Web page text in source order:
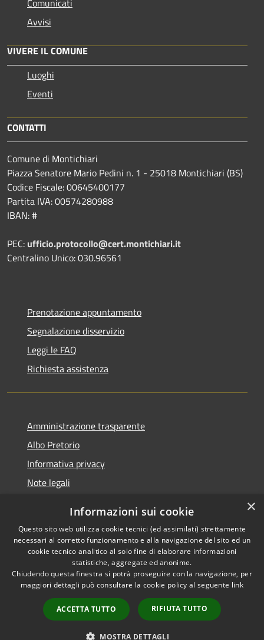
Comunicati
Avvisi
VIVERE IL COMUNE
Luoghi
Eventi
CONTATTI
Comune di Montichiari
Piazza Senatore Mario Pedini n. 1 - 25018 Montichiari (BS)
Codice Fiscale: 00645400177
Partita IVA: 00574280988
IBAN: #
PEC: ufficio.protocollo@cert.montichiari.it
Centralino Unico: 030.96561
Prenotazione appuntamento
Segnalazione disservizio
Leggi le FAQ
Richiesta assistenza
Amministrazione trasparente
Albo Pretorio
Informativa privacy
Note legali
Whisteblowing
RSS
Accessibilità
Copyright © 2026 • Comune di
Municipium•
Accesso
redazione
×
Informazioni sui cookie
Questo sito web utilizza cookie tecnici (ed assimilati) strettamente
necessari al corretto funzionamento e alla navigazione del sito ed un
cookie tecnico analitico al solo fine di elaborare informazioni
statistiche, aggregate ed anonime.
Chiudendo questa finestra si potrà proseguire con la navigazione, per
maggiori dettagli può consultare la cookie policy al seguente link
ACCETTA TUTTO RIFIUTA TUTTO
MOSTRA DETTAGLI